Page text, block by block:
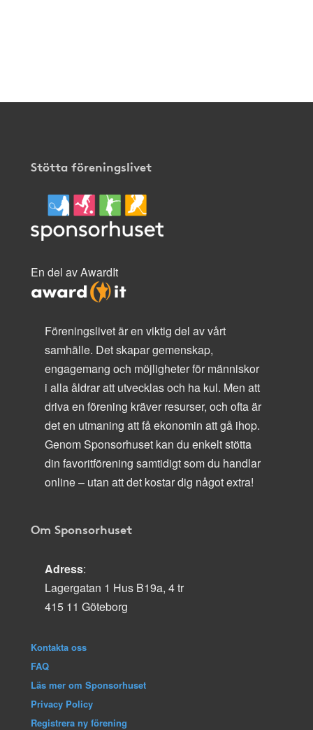
Stötta föreningslivet
En del av AwardIt
Föreningslivet är en viktig del av vårt
samhälle. Det skapar gemenskap,
engagemang och möjligheter för människor
i alla åldrar att utvecklas och ha kul. Men att
driva en förening kräver resurser, och ofta är
det en utmaning att få ekonomin att gå ihop.
Genom Sponsorhuset kan du enkelt stötta
din favoritförening samtidigt som du handlar
online – utan att det kostar dig något extra!
Om Sponsorhuset
Adress:
Lagergatan 1 Hus B19a, 4 tr
415 11 Göteborg
Kontakta oss
FAQ
Läs mer om Sponsorhuset
Privacy Policy
Registrera ny förening